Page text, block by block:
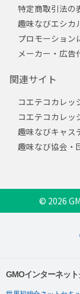
特定商取引法の
趣味なびエシカ
プロモーション
メーカー・広告
関連サイト
コエテコカレッ
コエテコカレッ
趣味なびキャス
趣味なび協会・
© 2026